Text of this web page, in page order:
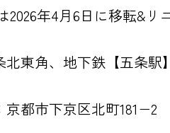
2026年4月6日に移転&
北東角、地下鉄【五条
京都市下京区北町181−2